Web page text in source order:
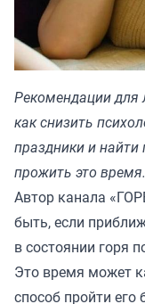
Рекомендации
как снизить
праздники и
прожить это время.
Автор канала «
быть, если
в состоянии горя
Это время может
способ пройти его